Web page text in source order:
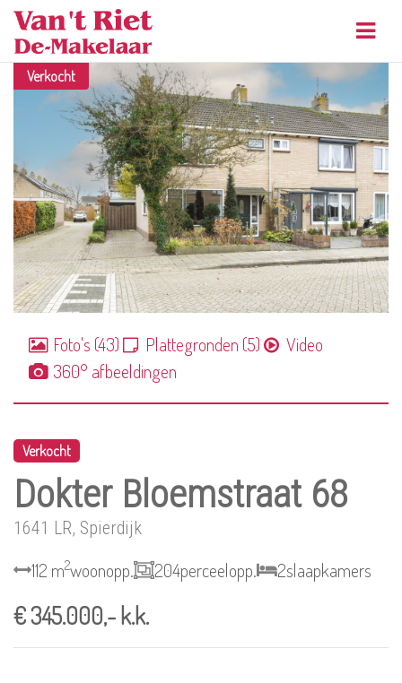
Verkocht
Foto's (43) Plattegronden (5)
Video
360° afbeeldingen
Verkocht
Dokter Bloemstraat 68
1641 LR, Spierdijk
112 m2woonopp. 204perceelopp. 2slaapkamers
€ 345.000,- k.k.